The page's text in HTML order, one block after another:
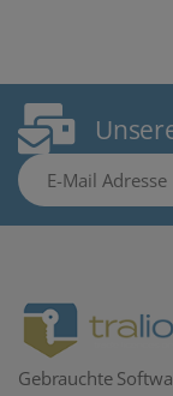
E-Mail Adresse
Gebrauchte